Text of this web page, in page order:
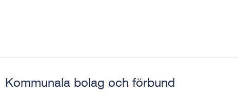
Kommunala bolag och förbund